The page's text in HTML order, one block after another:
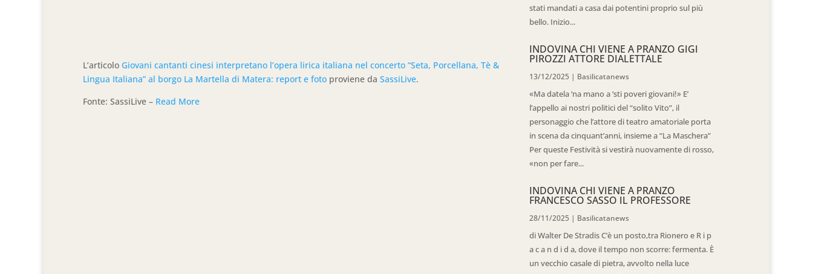
L’articolo Giovani cantanti cinesi interpretano l’opera lirica italiana nel concerto “Seta, Porcellana, Tè &
Lingua Italiana” al borgo La Martella di Matera: report e foto proviene da SassiLive.
Fonte: SassiLive – Read More
stati mandati a casa dai potentini proprio sul più
bello. Inizio...
INDOVINA CHI VIENE A PRANZO GIGI
PIROZZI ATTORE DIALETTALE
13/12/2025 | Basilicatanews
«Ma datela ‘na mano a ‘sti poveri giovani!» E’
l’appello ai nostri politici del “solito Vito”, il
personaggio che l’attore di teatro amatoriale porta
in scena da cinquant’anni, insieme a “La Maschera”
Per queste Festività si vestirà nuovamente di rosso,
«non per fare...
INDOVINA CHI VIENE A PRANZO
FRANCESCO SASSO IL PROFESSORE
28/11/2025 | Basilicatanews
di Walter De Stradis C’è un posto,tra Rionero e R i p
a c a n d i d a, dove il tempo non scorre: fermenta. È
un vecchio casale di pietra, avvolto nella luce